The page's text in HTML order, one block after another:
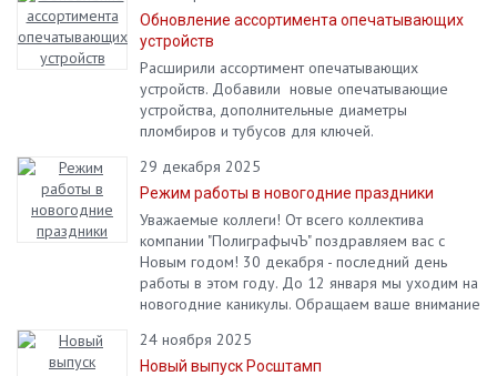
Обновление ассортимента опечатывающих
устройств
Расширили ассортимент опечатывающих
устройств. Добавили новые опечатывающие
устройства, дополнительные диаметры
пломбиров и тубусов для ключей.
29 декабря 2025
Режим работы в новогодние праздники
Уважаемые коллеги! От всего коллектива
компании "ПолиграфычЪ" поздравляем вас с
Новым годом! 30 декабря - последний день
работы в этом году. До 12 января мы уходим на
новогодние каникулы. Обращаем ваше внимание
переоценка товара.
24 ноября 2025
Новый выпуск Росштамп